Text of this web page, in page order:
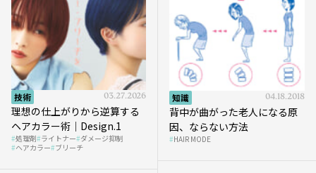
技術 03.27.2026
理想の仕上がりから逆算する
ヘアカラー術｜Design.1
処理剤 ライトナー ダメージ抑制
ヘアカラー ブリーチ
知識 04.18.2018
背中が曲がった老人になる原
因、ならない方法
HAIR MODE